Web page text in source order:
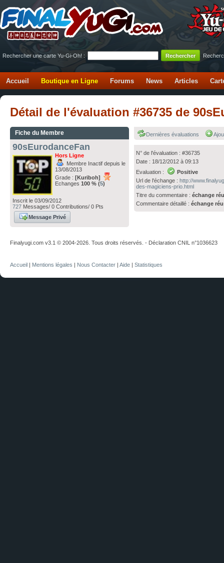
Rechercher une carte Yu-Gi-Oh! :
Accueil Boutique en Ligne Forums News Articles
Détail de l'évaluation #36735 de
Fiche du Membre
90sEurodanceFan
Hors Ligne
Membre Inactif depuis le
13/08/2013
Grade : [Kuriboh]
Echanges 100 % (5)
Inscrit le 03/09/2012
727 Messages/ 0 Contributions/ 0 Pts
Message Privé
Dernières évaluations
N° de l'évaluation : #36735
Date : 18/12/2012 à 09:13
Evaluation :
Positive
Url de l'échange :http://
des-magiciens-prio.html
Titre du commentaire :échange
Commentaire détaillé :échange
Finalyugi.com v3.1 © 2004-2026. Tous droits réservés. - Déclaration CNIL n°1036623
Accueil | Mentions légales | Nous Contacter | Aide | Statistiques